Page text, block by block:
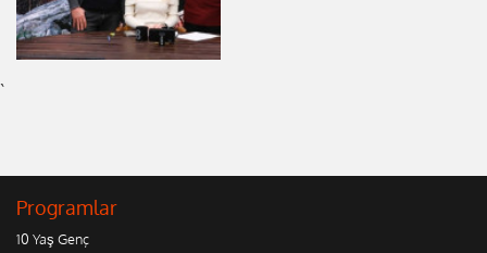
`
Programlar
10 Yaş Genç